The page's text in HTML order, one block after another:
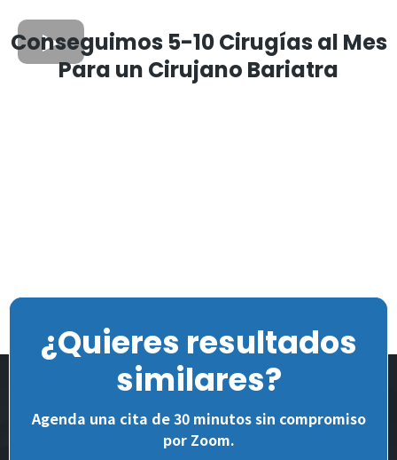
Conseguimos 5-10 Cirugías al Mes
Para un Cirujano Bariatra
¿Quieres resultados
similares?
Agenda una cita de 30 minutos sin compromiso
por Zoom.